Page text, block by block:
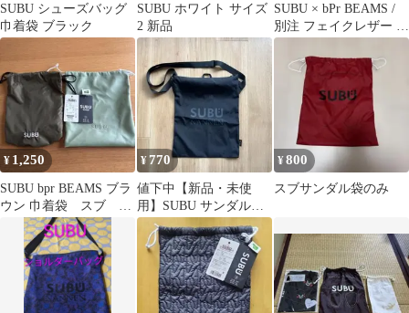
SUBU シューズバッグ
巾着袋 ブラック
SUBU ホワイト サイズ
2 新品
SUBU × bPr BEAMS /
別注 フェイクレザー サ
ンダル
¥ 1,250
SUBU bpr BEAMS ブラ
ウン 巾着袋 スブ シ
ューズバッグ
¥ 770
値下中【新品・未使
用】SUBU サンダルの
サコッシュ ブラック
¥800
スブサンダル袋のみ